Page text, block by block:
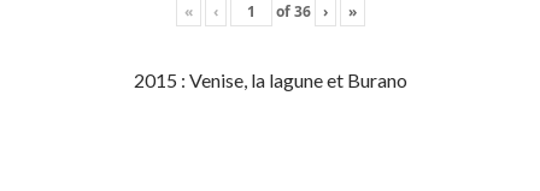
« ‹ of36 › »
2015 : Venise, la lagune et Burano